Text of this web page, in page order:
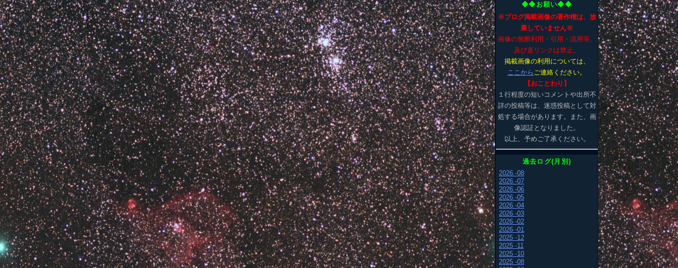
◆◆お願い◆◆
※ブログ掲載画像の著作権は、放
棄していません※
画像の無断利用・引用・流用等、
及び直リンクは禁止。
掲載画像の利用については、
ここから ご連絡ください。
【おことわり】
１行程度の短いコメントや出所不
詳の投稿等は、迷惑投稿として対
処する場合があります。また、画
像認証となりました。
以上、予めご了承ください。
過去ログ(月別)
2026 -08
2026 -07
2026 -06
2026 -05
2026 -04
2026 -03
2026 -02
2026 -01
2025 -12
2025 -11
2025 -10
2025 -08